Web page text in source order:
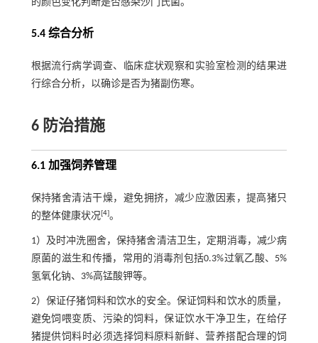
的颜色变化判断是否感染沙门氏菌。
5.4 综合分析
根据流行病学调查、临床症状观察和实验室检测的结果进
行综合分析，以确诊是否为猪副伤寒。
6 防治措施
6.1 加强饲养管理
保持猪舍清洁干燥，避免拥挤，减少应激因素，提高猪只
的整体健康状况[4]。
1）及时冲洗圈舍，保持猪舍清洁卫生，定期消毒，减少病
原菌的滋生和传播，常用的消毒剂包括0.3%过氧乙酸、5%
氢氧化钠、3%高锰酸钾等。
2）保证仔猪饲料和饮水的安全。保证饲料和饮水的质量，
避免饲喂变质、污染的饲料，保证饮水干净卫生，在给仔
猪提供饲料时必须选择饲料原料新鲜、营养搭配合理的饲